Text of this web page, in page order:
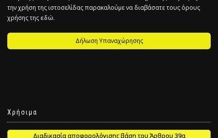
την χρήση της ιστοσελίδας παρακαλούμε να διαβάσατε τους όρους
χρήσης τηςεδώ.
Δήλωση Υπαναχώρησης
Χρήσιμα
Διαδικασία αποφορολόγισης βάση του Άρθρου 39α